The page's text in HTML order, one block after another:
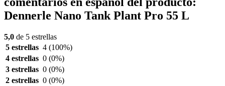
Dennerle Nano Tank Plant Pro 55 L
5,0 de 5 estrellas
5 estrellas 4 (100%)
4 estrellas 0 (0%)
3 estrellas 0 (0%)
2 estrellas 0 (0%)